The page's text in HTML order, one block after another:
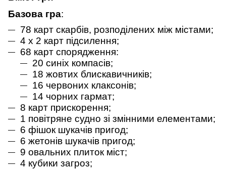
Базова гра:
78 карт скарбів, розподілених між містами;
4 х 2 карт підсилення;
68 карт спорядження:
20 синіх компасів;
18 жовтих блискавичників;
16 червоних клаксонів;
14 чорних гармат;
8 карт прискорення;
1 повітряне судно зі змінними елементами;
6 фішок шукачів пригод;
6 жетонів шукачів пригод;
9 овальних плиток міст;
4 кубики загроз;